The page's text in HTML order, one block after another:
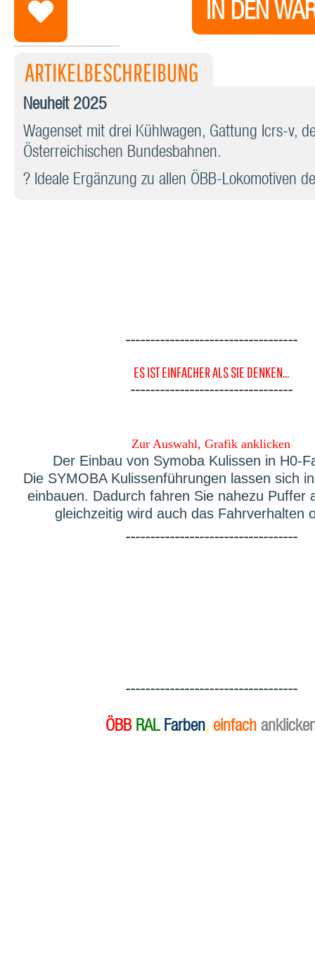
IN DEN
ARTIKELBESCHREIBUNG
Neuheit 2025
Wagenset mit drei Kühlwagen, Gattung Icrs-v,
Österreichischen Bundesbahnen.
? Ideale Ergänzung zu allen ÖBB-Lokomotiven
-----------------------------------
ES IST EINFACHER ALS SIE DENKEN...
---------------------------------
Zur Auswahl, Grafik anklicken
Der Einbau von Symoba Kulissen in H0-
Die SYMOBA Kulissenführungen lassen sich
einbauen. Dadurch fahren Sie nahezu Puffer
gleichzeitig wird auch das Fahrverhalten
-----------------------------------
-----------------------------------
ÖBB RAL Farben, einfach